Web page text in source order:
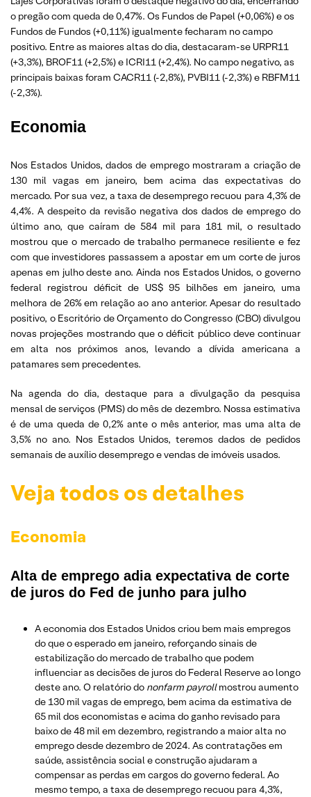
o pregão com queda de 0,47%. Os Fundos de Papel (+0,06%) e os
Fundos de Fundos (+0,11%) igualmente fecharam no campo
positivo. Entre as maiores altas do dia, destacaram-se URPR11
(+3,3%), BROF11 (+2,5%) e ICRI11 (+2,4%). No campo negativo, as
principais baixas foram CACR11 (-2,8%), PVBI11 (-2,3%) e RBFM11
(-2,3%).
Economia
Nos Estados Unidos, dados de emprego mostraram a criação de
130 mil vagas em janeiro, bem acima das expectativas do
mercado. Por sua vez, a taxa de desemprego recuou para 4,3% de
4,4%. A despeito da revisão negativa dos dados de emprego do
último ano, que caíram de 584 mil para 181 mil, o resultado
mostrou que o mercado de trabalho permanece resiliente e fez
com que investidores passassem a apostar em um corte de juros
apenas em julho deste ano. Ainda nos Estados Unidos, o governo
federal registrou déficit de US$ 95 bilhões em janeiro, uma
melhora de 26% em relação ao ano anterior. Apesar do resultado
positivo, o Escritório de Orçamento do Congresso (CBO) divulgou
novas projeções mostrando que o déficit público deve continuar
em alta nos próximos anos, levando a dívida americana a
patamares sem precedentes.
Na agenda do dia, destaque para a divulgação da pesquisa
mensal de serviços (PMS) do mês de dezembro. Nossa estimativa
é de uma queda de 0,2% ante o mês anterior, mas uma alta de
3,5% no ano. Nos Estados Unidos, teremos dados de pedidos
semanais de auxílio desemprego e vendas de imóveis usados.
Veja todos os detalhes
Economia
Alta de emprego adia expectativa de corte
de juros do Fed de junho para julho
A economia dos Estados Unidos criou bem mais empregos
do que o esperado em janeiro, reforçando sinais de
estabilização do mercado de trabalho que podem
influenciar as decisões de juros do Federal Reserve ao longo
deste ano. O relatório do nonfarm payrollmostrou aumento
de 130 mil vagas de emprego, bem acima da estimativa de
65 mil dos economistas e acima do ganho revisado para
baixo de 48 mil em dezembro, registrando a maior alta no
emprego desde dezembro de 2024. As contratações em
saúde, assistência social e construção ajudaram a
compensar as perdas em cargos do governo federal. Ao
mesmo tempo, a taxa de desemprego recuou para 4,3%,